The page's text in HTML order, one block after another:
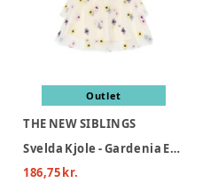
Outlet
THE NEW SIBLINGS
Svelda Kjole - Gardenia EMB
186,75 kr.